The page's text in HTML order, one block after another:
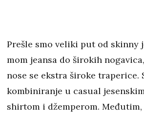
Prešle smo veliki put od skinny
mom jeansa do širokih
nose se ekstra široke traperice.
kombiniranje u casual
shirtom i džemperom.